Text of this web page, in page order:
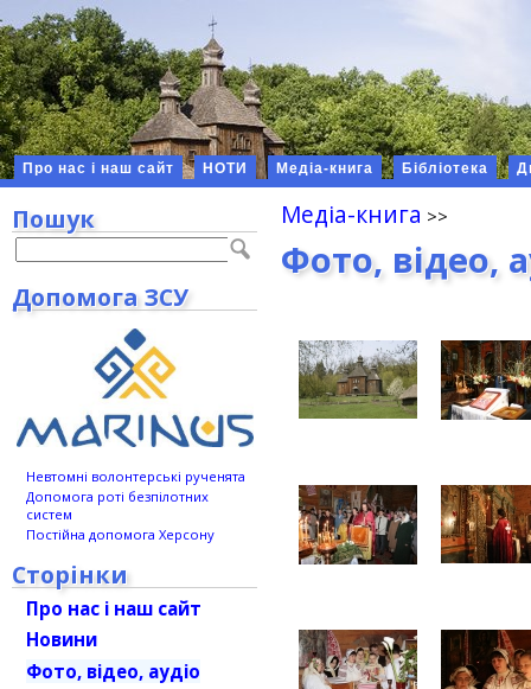
Про нас і наш сайт НОТИ Медіа-книга Бібліотека
Медіа-книга
Фото, відео,
Пошук
Допомога ЗСУ
Невтомні волонтерські рученята
Допомога роті безпілотних
систем
Постійна допомога Херсону
Сторінки
Про нас і наш сайт
Новини
Фото, відео, аудіо